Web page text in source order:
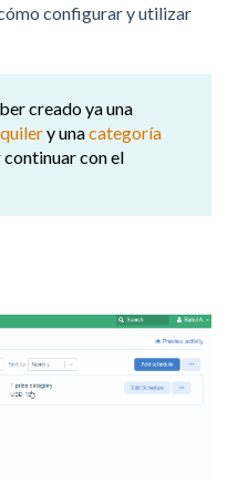
configurar y utilizar
creado ya una
y unacategoría
con el